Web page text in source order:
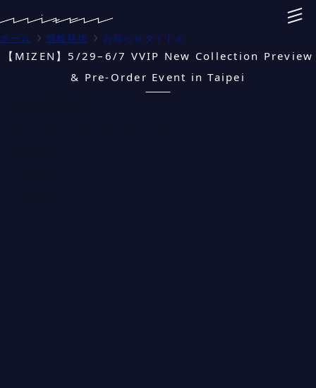
ホーム 情報発信 お知らせタイトル
【MIZEN】5/29–6/7 VVIP New Collection Preview
& Pre-Order Event in Taipei